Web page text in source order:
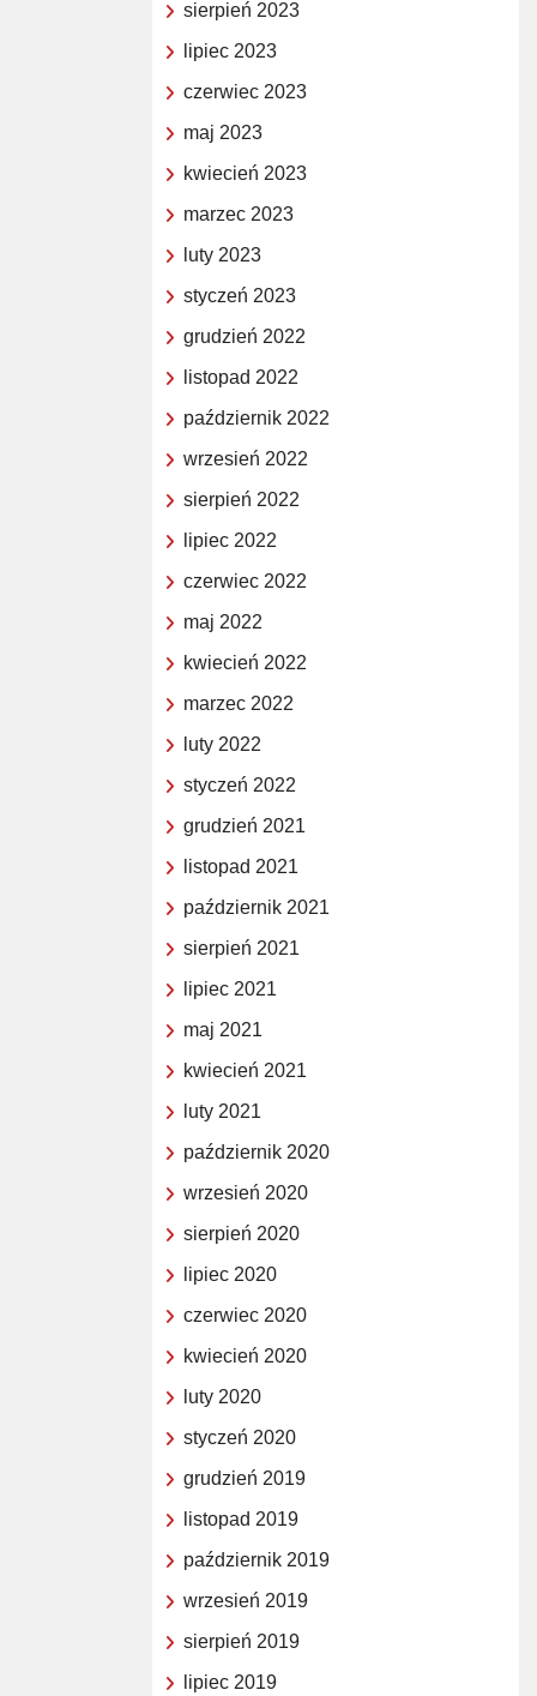
sierpień 2023
lipiec 2023
czerwiec 2023
maj 2023
kwiecień 2023
marzec 2023
luty 2023
styczeń 2023
grudzień 2022
listopad 2022
październik 2022
wrzesień 2022
sierpień 2022
lipiec 2022
czerwiec 2022
maj 2022
kwiecień 2022
marzec 2022
luty 2022
styczeń 2022
grudzień 2021
listopad 2021
październik 2021
sierpień 2021
lipiec 2021
maj 2021
kwiecień 2021
luty 2021
październik 2020
wrzesień 2020
sierpień 2020
lipiec 2020
czerwiec 2020
kwiecień 2020
luty 2020
styczeń 2020
grudzień 2019
listopad 2019
październik 2019
wrzesień 2019
sierpień 2019
lipiec 2019